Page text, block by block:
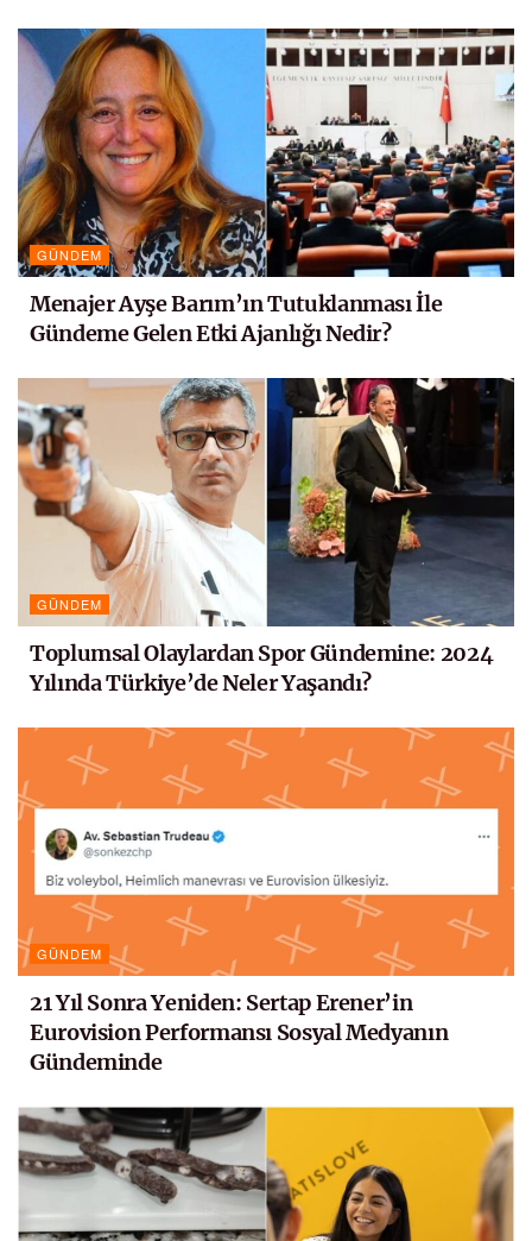
GÜNDEM
Menajer Ayşe Barım’ın Tutuklanması İle
Gündeme Gelen Etki Ajanlığı Nedir?
GÜNDEM
Toplumsal Olaylardan Spor Gündemine: 2024
Yılında Türkiye’de Neler Yaşandı?
GÜNDEM
21 Yıl Sonra Yeniden: Sertap Erener’in
Eurovision Performansı Sosyal Medyanın
Gündeminde